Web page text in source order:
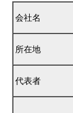
会社名
所在地
代表者